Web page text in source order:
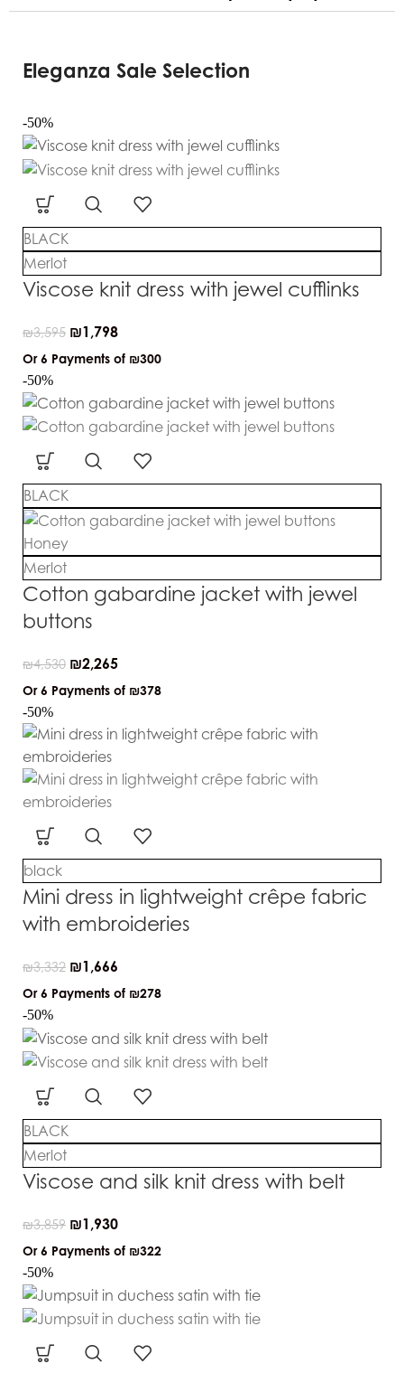
Eleganza Sale Selection
-50%
BLACK
Merlot
Viscose knit dress with jewel cufflinks
₪3,595 ₪1,798
Or 6 Payments of ₪300
-50%
BLACK
Honey
Merlot
Cotton gabardine jacket with jewel
buttons
₪4,530 ₪2,265
Or 6 Payments of ₪378
-50%
black
Mini dress in lightweight crêpe fabric
with embroideries
₪3,332 ₪1,666
Or 6 Payments of ₪278
-50%
BLACK
Merlot
Viscose and silk knit dress with belt
₪3,859 ₪1,930
Or 6 Payments of ₪322
-50%